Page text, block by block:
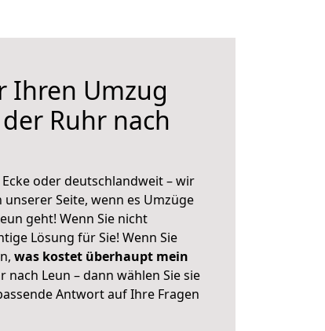
Ihren Umzug
Ruhr nach
oder deutschlandweit – wir
unserer Seite, wenn es Umzüge
geht! Wenn Sie nicht
Lösung für Sie! Wenn Sie
was kostet überhaupt mein
Leun – dann wählen Sie sie
Antwort auf Ihre Fragen